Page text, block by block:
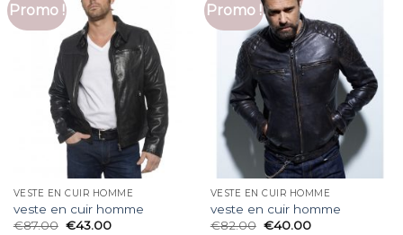
Promo !
VESTE EN CUIR HOMME
veste en cuir homme
€87.00 €43.00
Promo !
VESTE EN CUIR HOMME
veste en cuir homme
€82.00 €40.00